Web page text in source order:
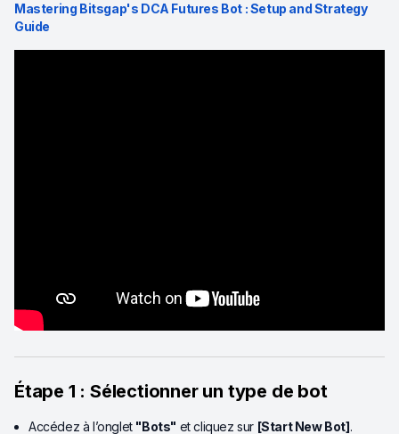
Mastering Bitsgap's DCA Futures Bot : Setup and Strategy
Guide
Étape 1 : Sélectionner un type de bot
Accédez à l’onglet "Bots" et cliquez sur [Start New Bot].